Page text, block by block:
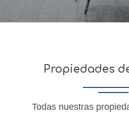
Propiedades
Todas nuestras